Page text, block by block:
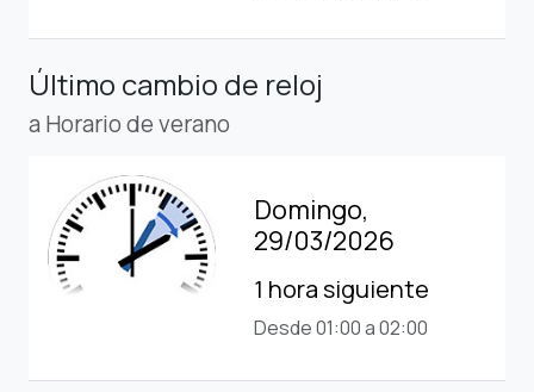
Último cambio de reloj
a Horario de verano
Domingo,
29/03/2026
1 hora siguiente
Desde 01:00 a 02:00